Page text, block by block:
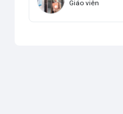
Giáo viên